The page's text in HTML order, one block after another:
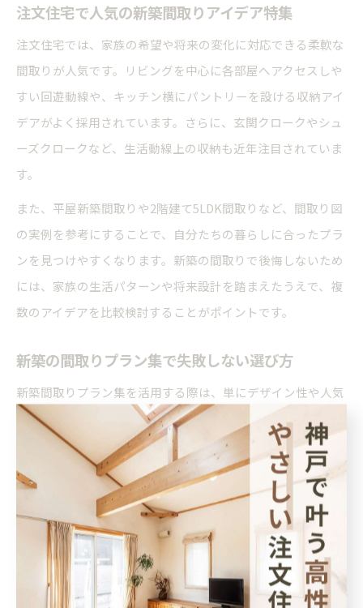
注文住宅で人気の新築間取りアイデア特集
注文住宅では、家族の希望や将来の変化に対応できる柔軟な
間取りが人気です。リビングを中心に各部屋へアクセスしや
すい回遊動線や、キッチン横にパントリーを設ける収納アイ
デアがよく採用されています。さらに、玄関クロークやシュ
ーズクロークなど、生活動線上の収納も近年注目されていま
す。
また、平屋新築間取りや2階建て5LDK間取りなど、間取り図
の実例を参考にすることで、自分たちの暮らしに合ったプラ
ンを見つけやすくなります。新築の間取りで後悔しないため
には、家族の生活パターンや将来設計を踏まえたうえで、複
数のアイデアを比較検討することがポイントです。
新築の間取りプラン集で失敗しない選び方
新築間取りプラン集を活用する際は、単にデザイン性や人気
だけで選ばず、家事効率や収納力、家族の成長に対応できる
柔軟性を重視しましょう。間取りシミュレーションや実例集
で動線やスペース配分を具体的に確認することが大切です。
例えば、新築間取り成功例30坪平屋や新築間取り成功例35坪
など、広さ別のプランを比較することで、土地や予算に合っ
た理想の住まいをイメージしやすくなります。注意点として
は、収納スペースを過剰に設けすぎて生活空間が狭くなる、